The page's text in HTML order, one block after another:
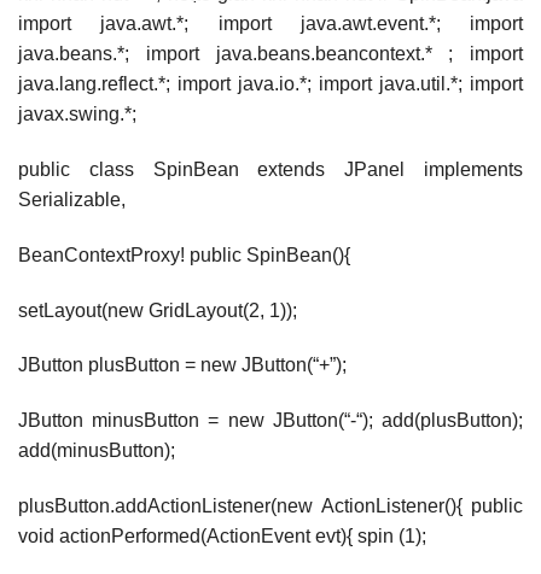
import java.awt.*; import java.awt.event.*; import
java.beans.*; import java.beans.beancontext.* ; import
java.lang.reflect.*; import java.io.*; import java.util.*; import
javax.swing.*;
public class SpinBean extends JPanel implements
Serializable,
BeanContextProxy! public SpinBean(){
setLayout(new GridLayout(2, 1));
JButton plusButton = new JButton(“+”);
JButton minusButton = new JButton(“-“); add(plusButton);
add(minusButton);
plusButton.addActionListener(new ActionListener(){ public
void actionPerformed(ActionEvent evt){ spin (1);